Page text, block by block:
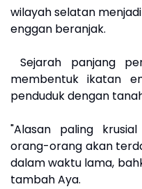
wilayah selatan
enggan beranjak.
Sejarah panjang
membentuk ikatan
penduduk dengan
"Alasan paling
orang-orang akan
dalam waktu lama,
tambah Aya.